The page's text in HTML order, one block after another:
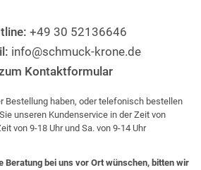
+49 30 52136646
info@schmuck-krone.de
Kontaktformular
Bestellung haben, oder telefonisch bestellen
unseren Kundenservice in der Zeit von
von 9-18 Uhr und Sa. von 9-14 Uhr
Beratung bei uns vor Ort wünschen, bitten wir